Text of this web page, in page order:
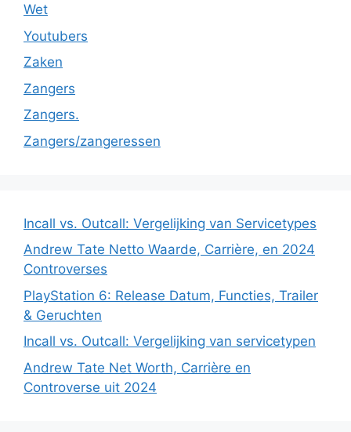
Wet
Youtubers
Zaken
Zangers
Zangers.
Zangers/zangeressen
Incall vs. Outcall: Vergelijking van Servicetypes
Andrew Tate Netto Waarde, Carrière, en 2024
Controverses
PlayStation 6: Release Datum, Functies, Trailer
& Geruchten
Incall vs. Outcall: Vergelijking van servicetypen
Andrew Tate Net Worth, Carrière en
Controverse uit 2024